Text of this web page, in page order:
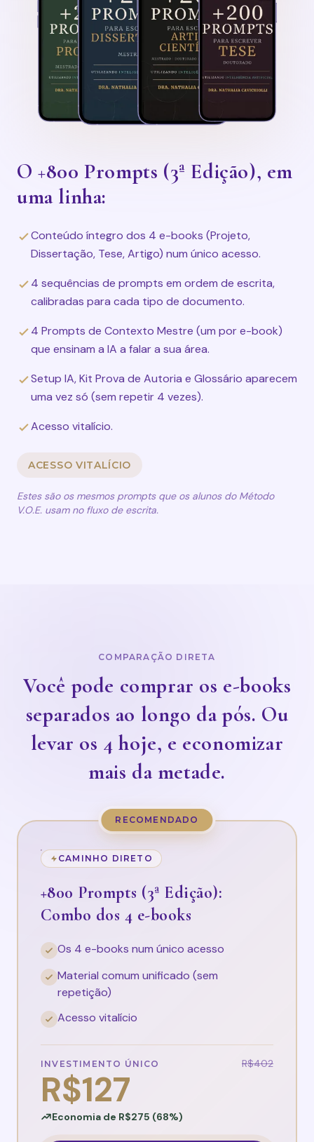
O +800 Prompts (3ª Edição), em
uma linha:
Conteúdo íntegro dos 4 e-books (Projeto,
Dissertação, Tese, Artigo) num único acesso.
4 sequências de prompts em ordem de escrita,
calibradas para cada tipo de documento.
4 Prompts de Contexto Mestre (um por e-book)
que ensinam a IA a falar a sua área.
Setup IA, Kit Prova de Autoria e Glossário aparecem
uma vez só (sem repetir 4 vezes).
Acesso vitalício.
ACESSO VITALÍCIO
Estes são os mesmos prompts que os alunos do Método
V.O.E. usam no fluxo de escrita.
COMPARAÇÃO DIRETA
Você pode comprar os e-books
separados ao longo da pós. Ou
levar os 4 hoje, e economizar
mais da metade.
RECOMENDADO
CAMINHO DIRETO
+800 Prompts (3ª Edição):
Combo dos 4 e-books
Os 4 e-books num único acesso
Material comum unificado (sem
repetição)
Acesso vitalício
INVESTIMENTO ÚNICO R$402
R$127
Economia de R$275 (68%)